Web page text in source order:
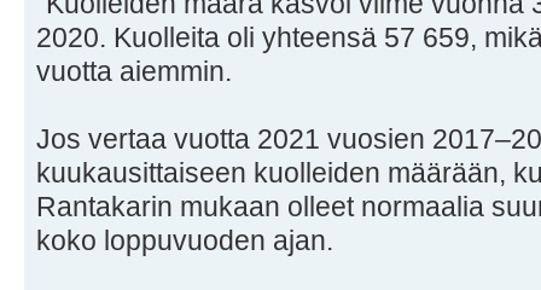
2020. Kuolleita oli yhteensä 57 659,
vuotta aiemmin.
Jos vertaa vuotta 2021 vuosien
kuukausittaiseen kuolleiden määrään,
Rantakarin mukaan olleet normaalia
koko loppuvuoden ajan.